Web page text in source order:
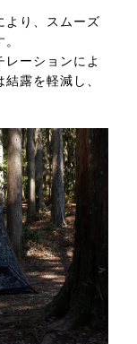
より、スムーズ
ーションによ
露を軽減し、